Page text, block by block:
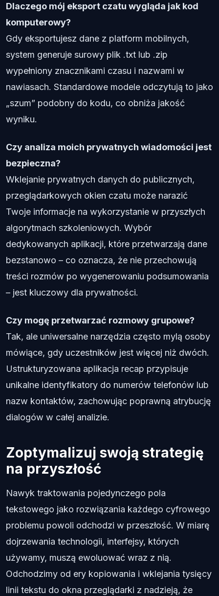
Dlaczego mój eksport czatu wygląda jak kod
komputerowy?
Gdy eksportujesz dane z platform mobilnych,
system generuje surowy plik .txt lub .zip
wypełniony znacznikami czasu i nazwami w
nawiasach. Standardowe modele odczytują to jako
„szum” podobny do kodu, co obniża jakość
wyniku.
Czy analiza moich prywatnych wiadomości jest
bezpieczna?
Wklejanie prywatnych danych do publicznych,
przeglądarkowych okien czatu może narazić
Twoje informacje na wykorzystanie w przyszłych
algorytmach szkoleniowych. Wybór
dedykowanych aplikacji, które przetwarzają dane
bezstanowo – co oznacza, że nie przechowują
treści rozmów po wygenerowaniu podsumowania
– jest kluczowy dla prywatności.
Czy mogę przetwarzać rozmowy grupowe?
Tak, ale uniwersalne narzędzia często mylą osoby
mówiące, gdy uczestników jest więcej niż dwóch.
Ustrukturyzowana aplikacja recap przypisuje
unikalne identyfikatory do numerów telefonów lub
nazw kontaktów, zachowując poprawną atrybucję
dialogów w całej analizie.
Zoptymalizuj swoją strategię
na przyszłość
Nawyk traktowania pojedynczego pola
tekstowego jako rozwiązania każdego cyfrowego
problemu powoli odchodzi w przeszłość. W miarę
dojrzewania technologii, interfejsy, których
używamy, muszą ewoluować wraz z nią.
Odchodzimy od ery kopiowania i wklejania tysięcy
linii tekstu do okna przeglądarki z nadzieją, że